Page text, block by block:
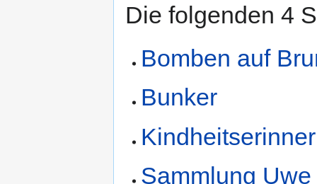
Die folgenden 4
Bomben auf
Bunker
Sammlung